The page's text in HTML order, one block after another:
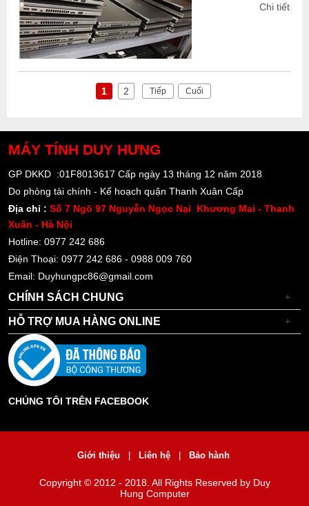
Chi tiết
1 2 Tiếp Cuối
MÁY TÍNH DUY HƯNG
GP DKKD :01F8013617 Cấp ngày 13 tháng 12 năm 2018
Do phòng tài chính - Kế hoạch quận Thanh Xuân Cấp
Địa chỉ : Số 7 Ngõ 97 Nguyễn Ngọc Nại Khương Mai - Thanh
Xuân - Hà Nội
Hotline: 0977 242 686
Điện Thoại: 0977 242 686 - 0988 009 760
Email: Duyhungpc86@gmail.com
CHÍNH SÁCH CHUNG +
HỖ TRỢ MUA HÀNG ONLINE +
CHÚNG TÔI TRÊN FACEBOOK
Giới thiệu Liên hệ Bảo hành
Copyright © 2012 - 2018. All Rights Reserved by Duy
Hung Computer